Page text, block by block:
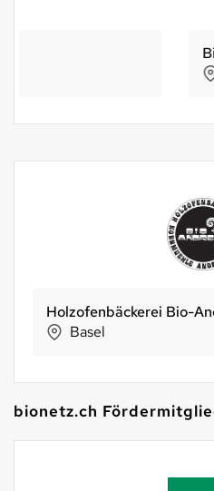
Bio Casa 5 Stelle –
Biofair-Naturapart
Mendrisio
bionetz.ch